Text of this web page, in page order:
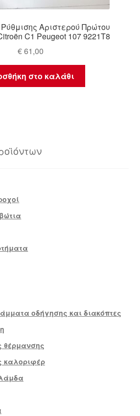
Αριστερού Πρώτου
C1 Peugeot 107 9221T8
€61,00
στο καλάθι
οδήγησης και διακόπτες
θέρμανσης
καλοριφέρ